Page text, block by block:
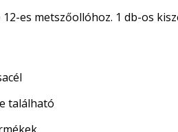
es metszőollóhoz. 1 db-os
található